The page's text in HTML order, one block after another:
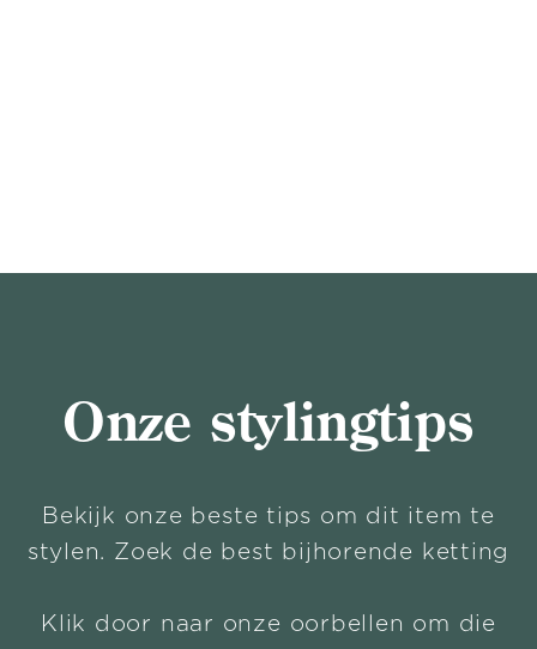
Onze stylingtips
Bekijk onze beste tips om dit item te
stylen. Zoek de best bijhorende ketting
Klik door naar onze oorbellen om die